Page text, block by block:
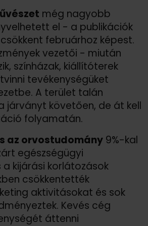
még nagyobb
el - a publikációk
februárhoz képest.
vezetői - miután
színházak, kiállítóterek
tevékenységüket
A terület talán
járványt követően, de át kell
folyamatán.
az orvostudomány 9%-kal
egészségügyi
a kijárási korlátozások
csökkentették
aktivitásokat és sok
Kevés cég
áttenni